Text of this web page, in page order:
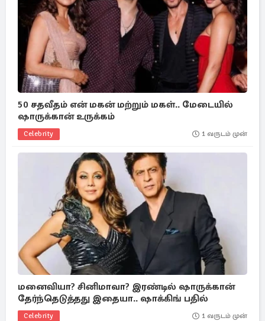
50 சதவீதம் என் மகன் மற்றும் மகள்.. மேடையில்
ஷாருக்கான் உருக்கம்
Celebrity 1 வருடம் முன்
மனைவியா? சினிமாவா? இரண்டில் ஷாருக்கான்
தேர்ந்தெடுத்தது இதையா.. ஷாக்கிங் பதில்
Celebrity 1 வருடம் முன்